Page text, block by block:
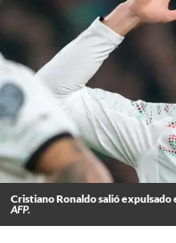
Cristiano Ronaldo salió
AFP.